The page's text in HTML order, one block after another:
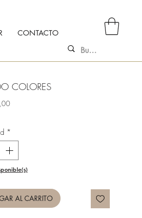
CONTACTO
COLORES
Precio
*
AL CARRITO